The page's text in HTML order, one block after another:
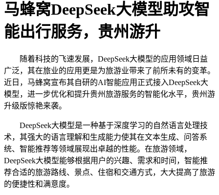
马蜂窝DeepSeek大模型助攻智
能出行服务，贵州游升
随着科技的飞速发展，DeepSeek大模型的应用领域日益
广泛，其在旅业的应用更是为旅游业带来了前所未有的变革。
近日，马蜂窝宣布其自研的AI智能应用正式接入DeepSeek大
模型，进一步优化和提升贵州旅游服务的智能化水平，贵州游
升级版惊艳来袭。
DeepSeek大模型是一种基于深度学习的自然语言处理技
术，其强大的语言理解和生成能力使其在文本生成、问答系
统、智能推荐等领域展现出卓越的性能。在旅游领域，
DeepSeek大模型能够根据用户的兴趣、需求和时间，智能推
荐合适的旅游路线、景点、住宿和交通方式，大大提高了旅游
的便捷性和满意度。